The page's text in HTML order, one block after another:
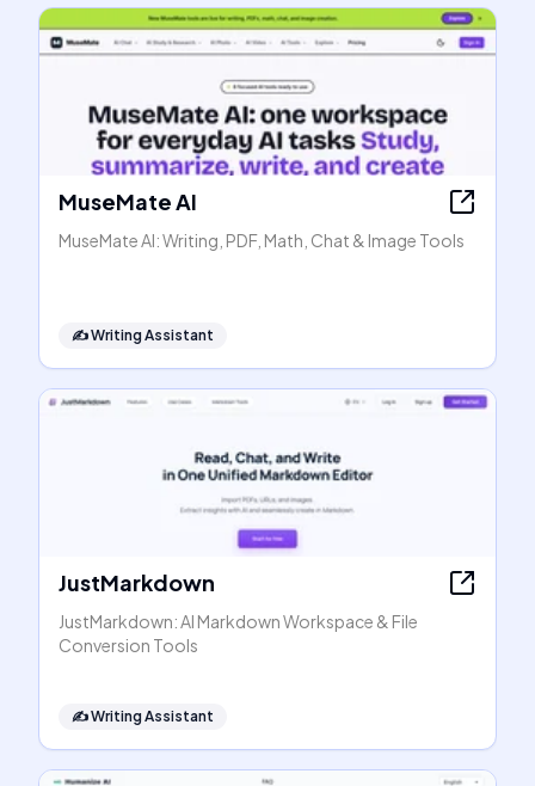
MuseMate AI
MuseMate AI: Writing, PDF, Math, Chat & Image Tools
✍️Writing Assistant
JustMarkdown
JustMarkdown: AI Markdown Workspace & File
Conversion Tools
✍️Writing Assistant